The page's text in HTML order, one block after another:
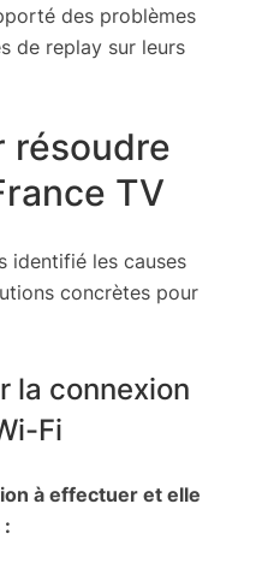
des problèmes
de replay sur leurs
résoudre
TV
identifié les causes
concrètes pour
la connexion
Fi
à effectuer et elle
: